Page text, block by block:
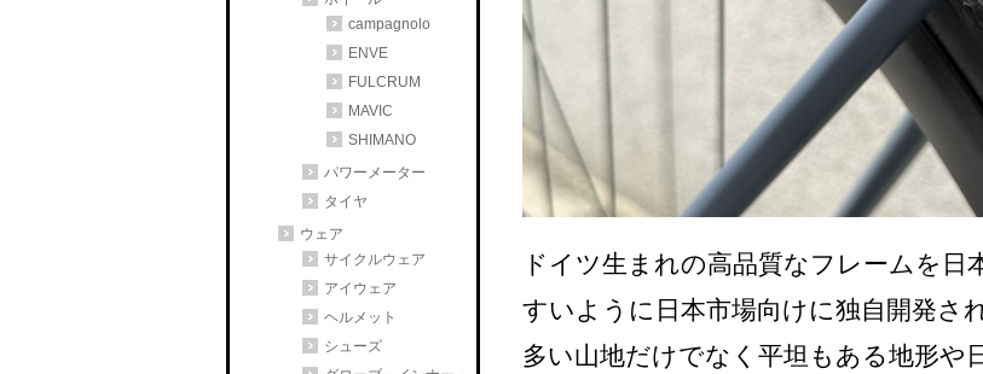
campagnolo
ENVE
FULCRUM
MAVIC
SHIMANO
パワーメーター
タイヤ
ウェア
サイクルウェア
アイウェア
ヘルメット
シューズ
ドイツ生まれの高品質なフレームを
すいように日本市場向けに独自開発さ
多い山地だけでなく平坦もある地形や